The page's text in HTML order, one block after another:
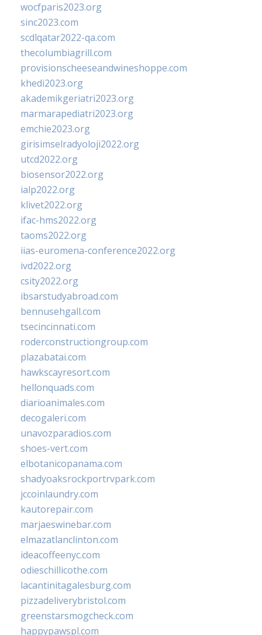
wocfparis2023.org
sinc2023.com
scdlqatar2022-qa.com
thecolumbiagrill.com
provisionscheeseandwineshoppe.com
khedi2023.org
akademikgeriatri2023.org
marmarapediatri2023.org
emchie2023.org
girisimselradyoloji2022.org
utcd2022.org
biosensor2022.org
ialp2022.org
klivet2022.org
ifac-hms2022.org
taoms2022.org
iias-euromena-conference2022.org
ivd2022.org
csity2022.org
ibsarstudyabroad.com
bennusehgall.com
tsecincinnati.com
roderconstructiongroup.com
plazabatai.com
hawkscayresort.com
hellonquads.com
diarioanimales.com
decogaleri.com
unavozparadios.com
shoes-vert.com
elbotanicopanama.com
shadyoaksrockportrvpark.com
jccoinlaundry.com
kautorepair.com
marjaeswinebar.com
elmazatlanclinton.com
ideacoffeenyc.com
odieschillicothe.com
lacantinitagalesburg.com
pizzadeliverybristol.com
greenstarsmogcheck.com
happypawspl.com